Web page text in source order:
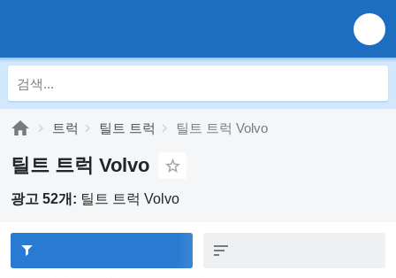
트럭 틸트 트럭 틸트 트럭 Volvo
틸트 트럭 Volvo
광고 52개: 틸트 트럭 Volvo